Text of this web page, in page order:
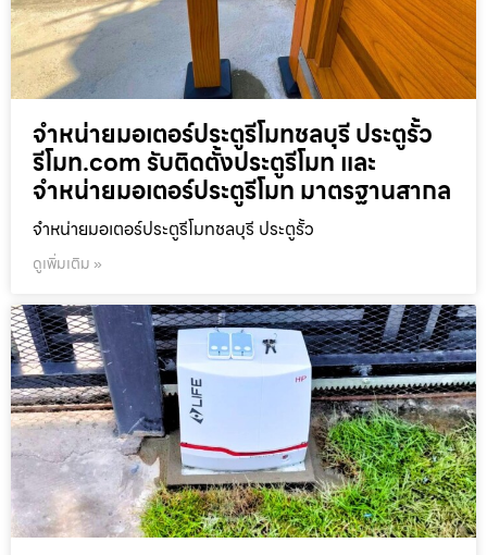
จำหน่ายมอเตอร์ประตูรีโมทชลบุรี ประตูรั้ว
รีโมท.com รับติดตั้งประตูรีโมท และ
จำหน่ายมอเตอร์ประตูรีโมท มาตรฐานสากล
จำหน่ายมอเตอร์ประตูรีโมทชลบุรี ประตูรั้ว
ดูเพิ่มเติม »